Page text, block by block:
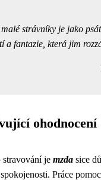
strávníky je jako
a fantazie, která jim
ohodnocení
je mzda sice
Práce